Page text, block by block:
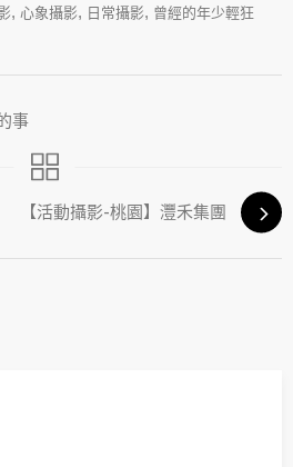
, 心象攝影, 日常攝影, 曾經的年少輕狂
事
【活動攝影-桃園】灃禾集團